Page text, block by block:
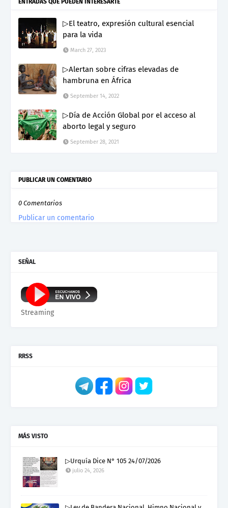
ENTRADAS QUE PUEDEN INTERESARTE
▷El teatro, expresión cultural esencial
para la vida
March 27, 2023
▷Alertan sobre cifras elevadas de
hambruna en África
September 14, 2022
▷Día de Acción Global por el acceso al
aborto legal y seguro
September 28, 2021
PUBLICAR UN COMENTARIO
0 Comentarios
Publicar un comentario
SEÑAL
Streaming
RRSS
MÁS VISTO
▷Urquía Dice N° 105 24/07/2026
julio 24, 2026